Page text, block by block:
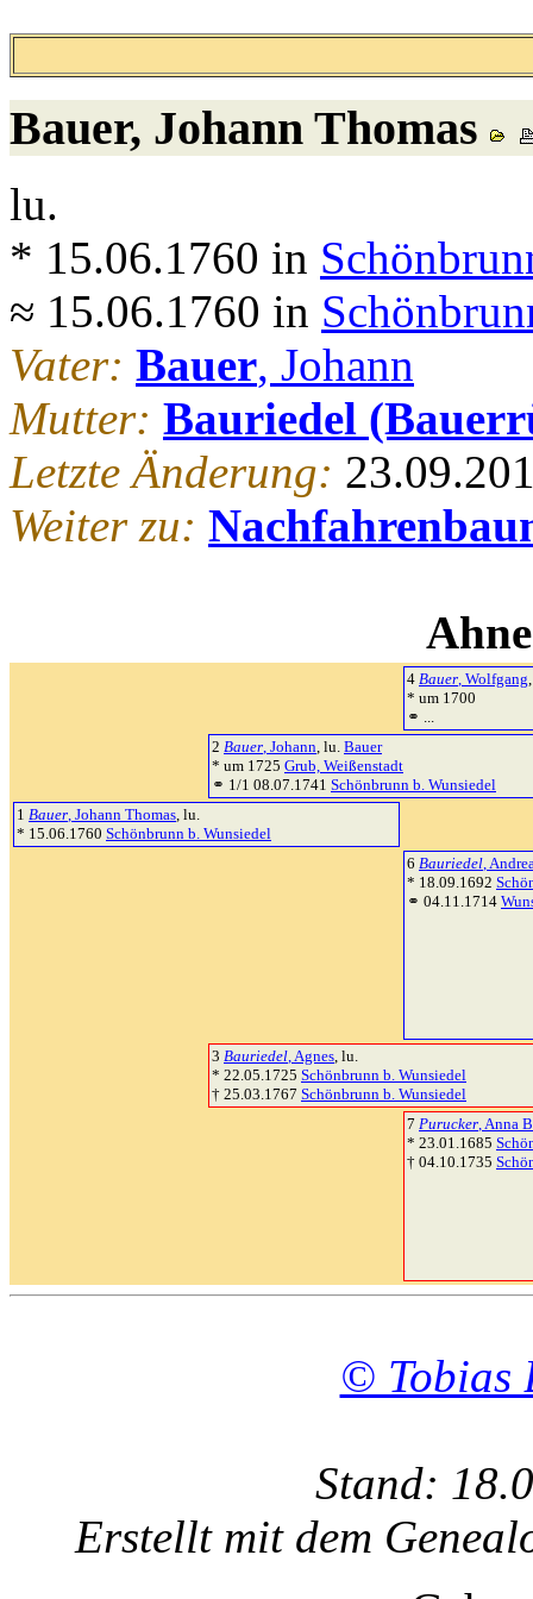
Bauer, Johann Thomas
lu.
* 15.06.1760 in
≈ 15.06.1760 in
Vater: Bauer, Johann
Mutter: Bauriedel
Letzte Änderung:
Weiter zu:
4 Bauer, Wolfgang
* um 1700
⚭ ...
2 Bauer, Johann, lu. Bauer
* um 1725 Grub, Weißenstadt
⚭ 1/1 08.07.1741 Schönbrunn b. Wunsiedel
1 Bauer, Johann Thomas, lu.
* 15.06.1760 Schönbrunn b. Wunsiedel
6 Bauriedel,
* 18.09.1692
⚭ 04.11.1714
3 Bauriedel, Agnes, lu.
* 22.05.1725 Schönbrunn b. Wunsiedel
† 25.03.1767 Schönbrunn b. Wunsiedel
7 Purucker, Anna
* 23.01.1685
† 04.10.1735
© Tobias
Stand:
Erstellt mit dem